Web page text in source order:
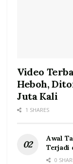
Video
Heboh,
Juta Kali
1 SHARES
Awal
Terjadi
0